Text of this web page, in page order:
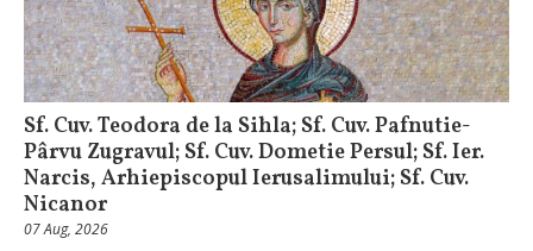
Sf. Cuv. Teodora de la Sihla; Sf. Cuv. Pafnutie-
Pârvu Zugravul; Sf. Cuv. Dometie Persul; Sf. Ier.
Narcis, Arhiepiscopul Ierusalimului; Sf. Cuv.
Nicanor
07 Aug, 2026